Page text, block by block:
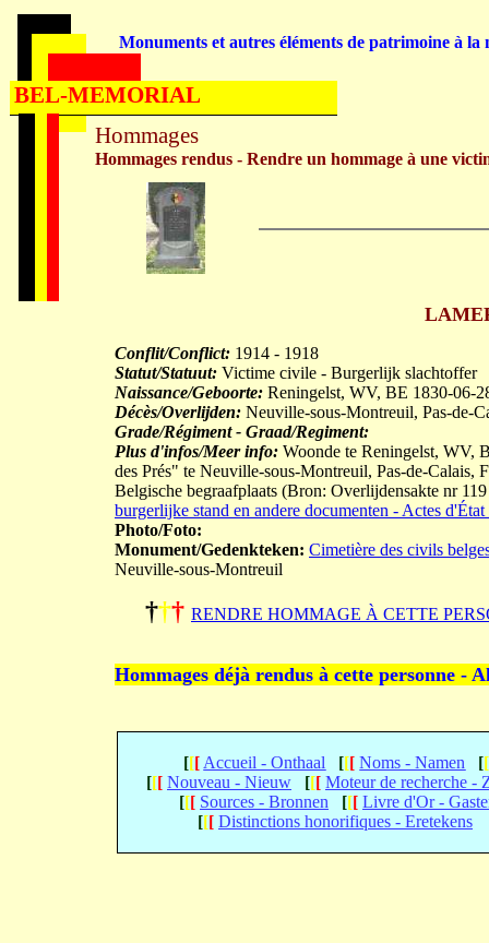
Conflit/Conflict: 1914 - 1918
Statut/Statuut: Victime civile - Burgerlijk slachtoffer
Naissance/Geboorte: Reningelst, WV, BE 1830-06-
Décès/Overlijden: Neuville-sous-Montreuil, Pas-de-
Grade/Régiment - Graad/Regiment:
Plus d'infos/Meer info: Woonde te Reningelst, WV,
des Prés" te Neuville-sous-Montreuil, Pas-de-Calais,
Belgische begraafplaats (Bron: Overlijdensakte nr
burgerlijke stand en andere documenten - Actes
Photo/Foto:
Monument/Gedenkteken: Cimetière des civils
Neuville-sous-Montreuil
††† RENDRE HOMMAGE À CETTE
Hommages déjà rendus à cette personne -
[[[ Accueil - Onthaal [[[ Noms - Namen [[
[[[ Nouveau - Nieuw [[[ Moteur de recherche -
[[[ Sources - Bronnen [[[ Livre d'Or -
[[[ Distinctions honorifiques - Eretekens
Hommages
Hommages rendus - Rendre un hommage à une
Monuments et autres éléments de patrimoine à la
BEL-MEMORIAL